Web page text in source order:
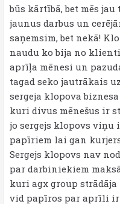
būs kārtībā, bet mēs
jaunus darbus un
saņemsim, bet nekā!
naudu ko bija no
aprīļa mēnesi un
tagad seko jautrākais
sergeja klopova
kuri divus mēnešus ir
jo sergejs klopovs viņu
papīriem lai gan
Sergejs klopovs nav
par darbiniekiem
kuri agx group
vid papīros par aprīli ir